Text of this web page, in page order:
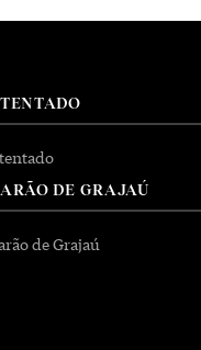
DE GRAJAÚ
de Grajaú